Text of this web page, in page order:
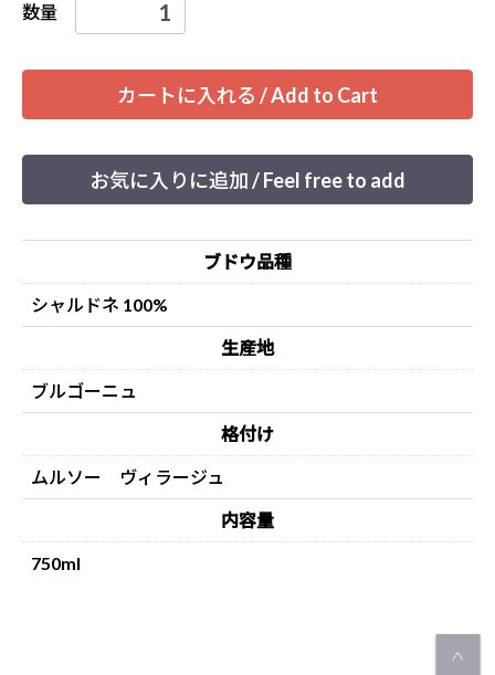
数量
カートに入れる / Add to Cart
お気に入りに追加 / Feel free to add
ブドウ品種
シャルドネ 100%
生産地
ブルゴーニュ
格付け
ムルソー ヴィラージュ
内容量
750ml